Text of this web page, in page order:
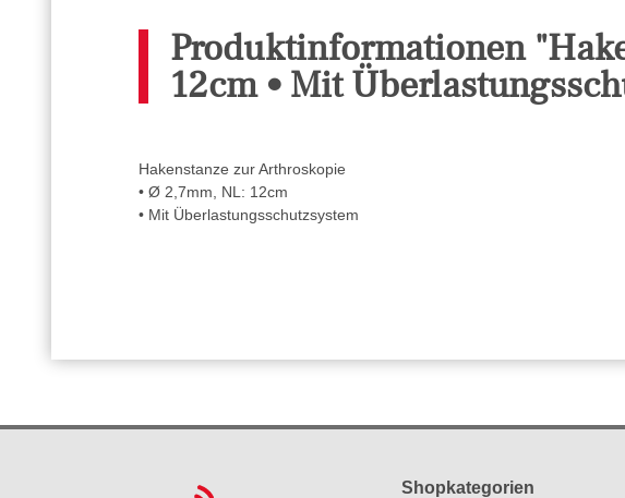
Produktinformationen
12cm • Mit
Hakenstanze zur Arthroskopie
• Ø 2,7mm, NL: 12cm
• Mit Überlastungsschutzsystem
Shopkategorien